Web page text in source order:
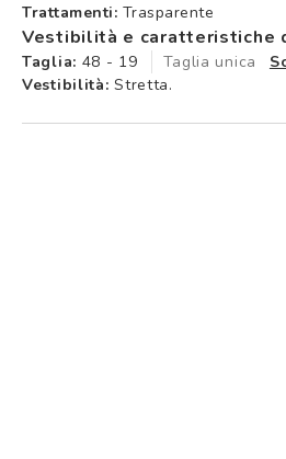
Trattamenti: Trasparente
Vestibilità e caratteristiche
Taglia: 48 - 19 Taglia unica
Vestibilità: Stretta.